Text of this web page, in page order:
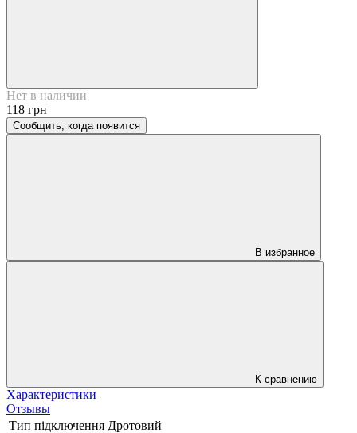
Нет в наличии
118 грн
Сообщить, когда появится
В избранное
К сравнению
Характеристики
Отзывы
Тип підключення Дротовий